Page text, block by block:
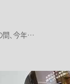
間、今年…